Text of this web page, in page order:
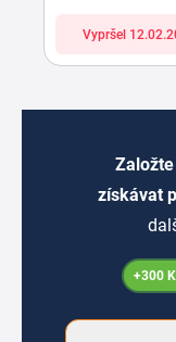
Vypršel
získávat
+300